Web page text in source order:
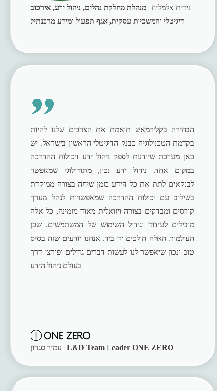
נירית אלמליח | מנהלת מחלקת נהלים, ניהול ידע, אירכוב
דיגיטלי והמשכיות עסקית, אגף תפעול ומידע מרכנתיל
הבחירה בקלירמאש תואמת את הצרכים שלנו להיות
בקדמת הטכנולוגיה כבנק הדיגיטלי הראשון בישראל. יש
כאן מערכת שיודעת לספק ניהול ידע ויכולות ההדרכה
במקום אחד. ניהול ידע נכון, מתודולוגי שמאפשר
לבנקאים לתת את כל הידע בזמן שיחה בצורה ממוקדת
בשילוב עם יכולות ההדרכה שמאפשרות לנהל מערך
קורסים ומבדקים בצורה ויזואלית מאוד מזמינה, כל אלה
מובילים לעידוד וגידול השימוש של המשתמשים. שכן
העולמות האלה הולכים יד ביד. אנחנו יודעים שזה בסיס
טוב ונכון שיאפשר לנו לעשות דברים גדולים ופורצי דרך
בעולם ניהול הידע
עמיר סגרון |L&D Team Leader ONE ZERO